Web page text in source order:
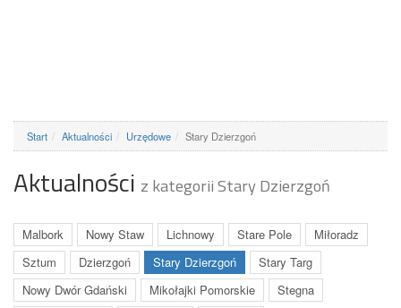
Start Aktualności Urzędowe Stary Dzierzgoń
Aktualności z kategorii Stary Dzierzgoń
Malbork Nowy Staw Lichnowy Stare Pole
Miłoradz
Sztum
Dzierzgoń Stary Dzierzgoń
Stary Targ
Nowy Dwór Gdański
Mikołajki Pomorskie
Stegna